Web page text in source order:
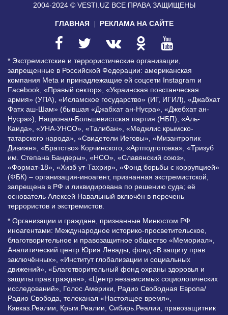
2004-2024 © VESTI.UZ ВСЕ ПРАВА ЗАЩИЩЕНЫ
ГЛАВНАЯ РЕКЛАМА НА САЙТЕ
* Экстремистские и террористические организации,
запрещенные в Российской Федерации: американская
компания Meta и принадлежащие ей соцсети Instagram и
Facebook, «Правый сектор», «Украинская повстанческая
армия» (УПА), «Исламское государство» (ИГ, ИГИЛ), «Джабхат
Фатх аш-Шам» (бывшая «Джабхат ан-Нусра», «Джебхат ан-
Нусра»), Национал-Большевистская партия (НБП), «Аль-
Каида», «УНА-УНСО», «Талибан», «Меджлис крымско-
татарского народа», «Свидетели Иеговы», «Мизантропик
Дивижн», «Братство» Корчинского, «Артподготовка», «Тризуб
им. Степана Бандеры», «НСО», «Славянский союз»,
«Формат-18», «Хизб ут-Тахрир», «Фонд борьбы с коррупцией»
(ФБК) – организация-иноагент, признанная экстремистской,
запрещена в РФ и ликвидирована по решению суда; её
основатель Алексей Навальный включён в перечень
террористов и экстремистов.
* Организации и граждане, признанные Минюстом РФ
иноагентами: Международное историко-просветительское,
благотворительное и правозащитное общество «Мемориал»,
Аналитический центр Юрия Левады, фонд «В защиту прав
заключённых», «Институт глобализации и социальных
движений», «Благотворительный фонд охраны здоровья и
защиты прав граждан», «Центр независимых социологических
исследований», Голос Америки, Радио Свободная Европа/
Радио Свобода, телеканал «Настоящее время»,
Кавказ.Реалии, Крым.Реалии, Сибирь.Реалии, правозащитник